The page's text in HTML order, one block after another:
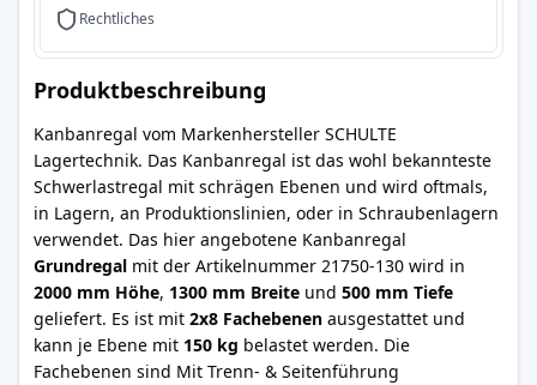
Rechtliches
Produktbeschreibung
Kanbanregal vom Markenhersteller SCHULTE
Lagertechnik. Das Kanbanregal ist das wohl bekannteste
Schwerlastregal mit schrägen Ebenen und wird oftmals,
in Lagern, an Produktionslinien, oder in Schraubenlagern
verwendet. Das hier angebotene Kanbanregal
Grundregal mit der Artikelnummer 21750-130 wird in
2000 mm Höhe, 1300 mm Breite und 500 mm Tiefe
geliefert. Es ist mit 2x8 Fachebenen ausgestattet und
kann je Ebene mit 150 kg belastet werden. Die
Fachebenen sind Mit Trenn- & Seitenführung